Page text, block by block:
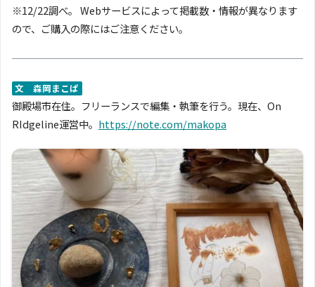
※12/22調べ。 Webサービスによって掲載数・情報が異なります
ので、ご購入の際にはご注意ください。
文 森岡まこぱ
御殿場市在住。フリーランスで編集・執筆を行う。現在、On
RIdgeline運営中。 https://note.com/makopa